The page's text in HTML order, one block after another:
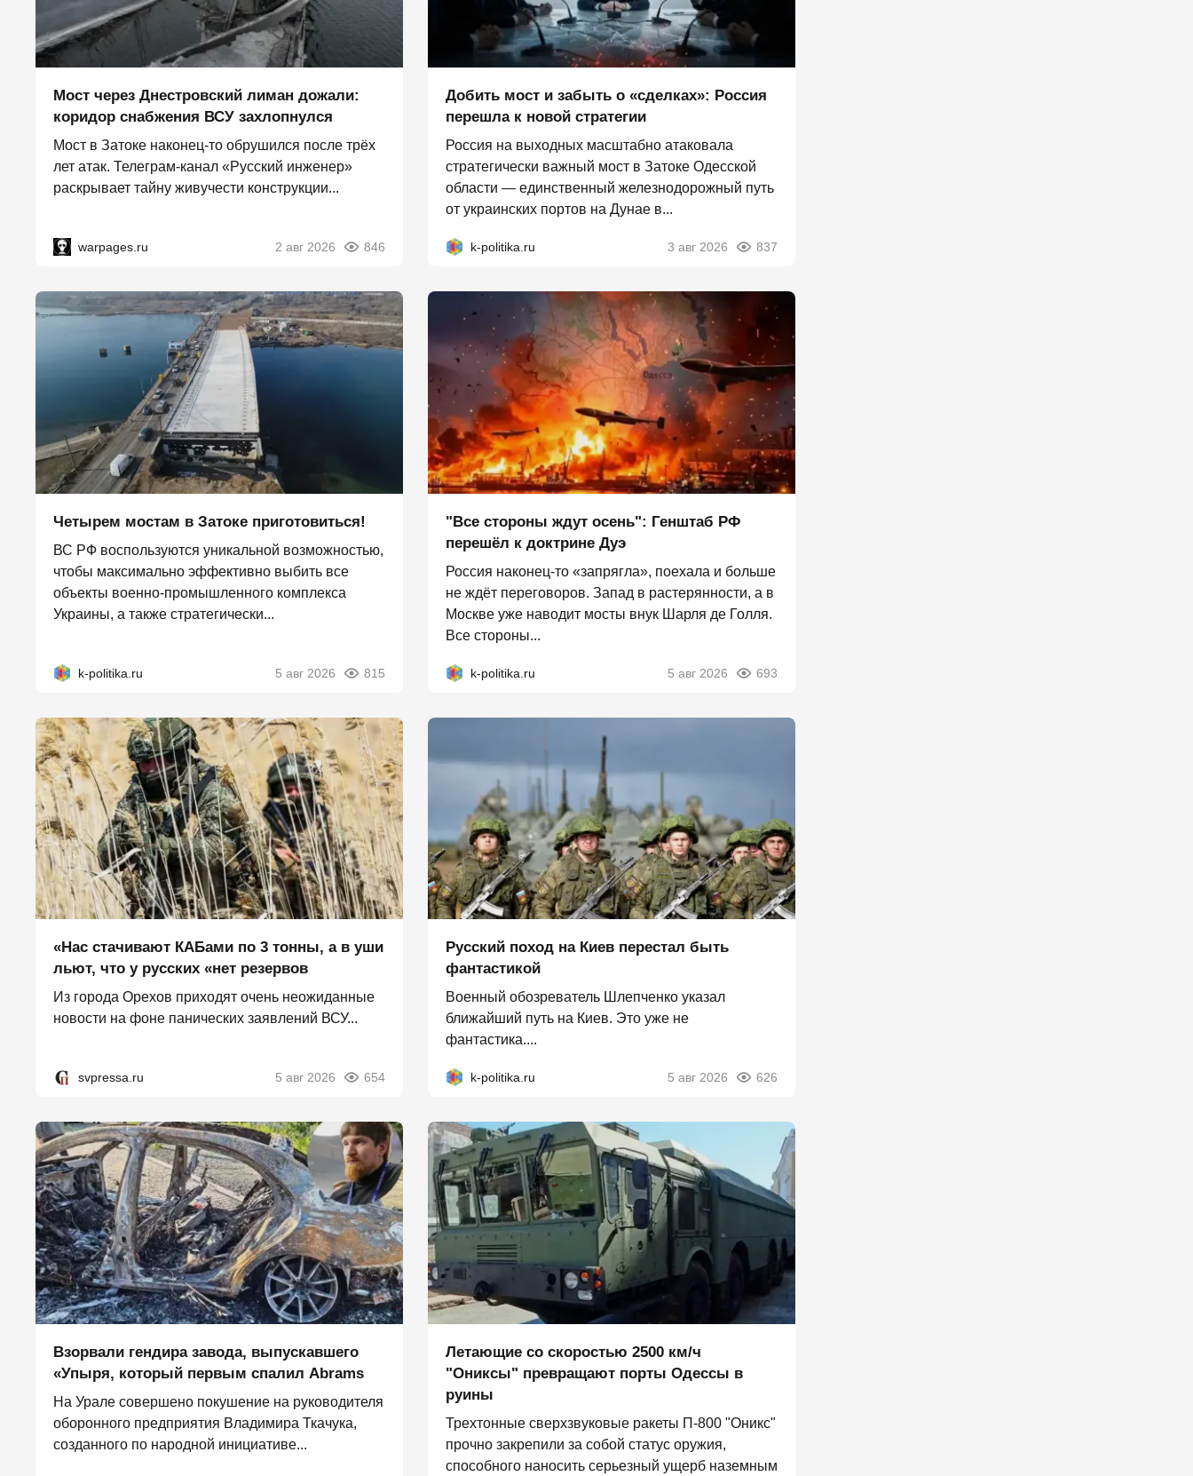
Мост через Днестровский лиман дожали:
коридор снабжения ВСУ захлопнулся
Мост в Затоке наконец-то обрушился после трёх
лет атак. Телеграм-канал «Русский инженер»
раскрывает тайну живучести конструкции...
warpages.ru 2 авг 2026 846
Добить мост и забыть о «сделках»: Россия
перешла к новой стратегии
Россия на выходных масштабно атаковала
стратегически важный мост в Затоке Одесской
области — единственный железнодорожный путь
от украинских портов на Дунае в...
k-politika.ru 3 авг 2026 837
Четырем мостам в Затоке приготовиться!
ВС РФ воспользуются уникальной возможностью,
чтобы максимально эффективно выбить все
объекты военно-промышленного комплекса
Украины, а также стратегически...
k-politika.ru 5 авг 2026 815
"Все стороны ждут осень": Генштаб РФ
перешёл к доктрине Дуэ
Россия наконец-то «запрягла», поехала и больше
не ждёт переговоров. Запад в растерянности, а в
Москве уже наводит мосты внук Шарля де Голля.
Все стороны...
k-politika.ru 5 авг 2026 693
«Нас стачивают КАБами по 3 тонны, а в уши
льют, что у русских «нет резервов
Из города Орехов приходят очень неожиданные
новости на фоне панических заявлений ВСУ...
svpressa.ru 5 авг 2026 654
Русский поход на Киев перестал быть
фантастикой
Военный обозреватель Шлепченко указал
ближайший путь на Киев. Это уже не
фантастика....
k-politika.ru 5 авг 2026 626
Взорвали гендира завода, выпускавшего
«Упыря, который первым спалил Abrams
На Урале совершено покушение на руководителя
оборонного предприятия Владимира Ткачука,
созданного по народной инициативе...
Летающие со скоростью 2500 км/ч
"Ониксы" превращают порты Одессы в
руины
Трехтонные сверхзвуковые ракеты П‑800 "Оникс"
прочно закрепили за собой статус оружия,
способного наносить серьезный ущерб наземным